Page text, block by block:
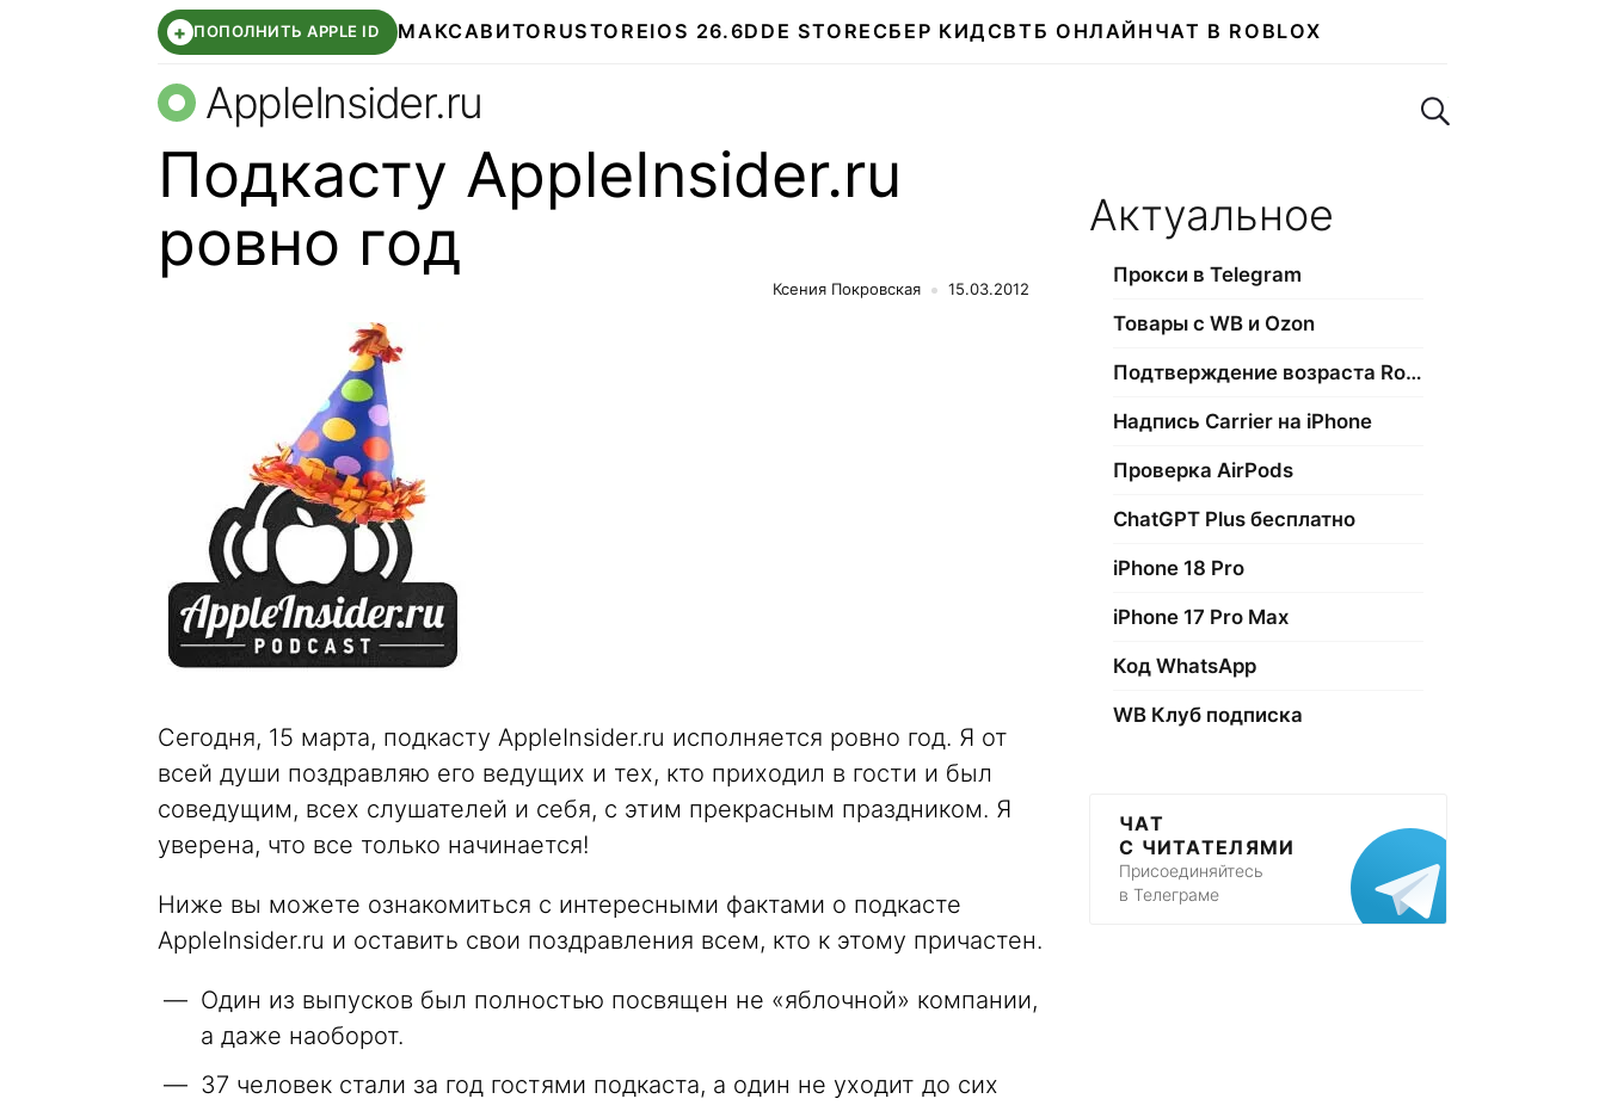
+ ПОПОЛНИТЬ APPLE ID МАКСАВИТО RUSTOREIOS 26.6DDE STORE СБЕР КИДСВТБ ОНЛАЙН ЧАТ В ROBLOX
AppleInsider.ru Поиск по сайту
Подкасту AppleInsider.ru
ровно год
Ксения Покровская 15.03.2012
Сегодня, 15 марта, подкасту AppleInsider.ru исполняется ровно год. Я от
всей души поздравляю его ведущих и тех, кто приходил в гости и был
соведущим, всех слушателей и себя, с этим прекрасным праздником. Я
уверена, что все только начинается!
Ниже вы можете ознакомиться с интересными фактами о подкасте
AppleInsider.ru и оставить свои поздравления всем, кто к этому причастен.
Один из выпусков был полностью посвящен не «яблочной» компании,
а даже наоборот.
37 человек стали за год гостями подкаста, а один не уходит до сих
Актуальное
Прокси в Telegram
Товары с WB и Ozon
Подтверждение возраста Roblox
Надпись Carrier на iPhone
Проверка AirPods
ChatGPT Plus бесплатно
iPhone 18 Pro
iPhone 17 Pro Max
Код WhatsApp
WB Клуб подписка
ЧАТ
С ЧИТАТЕЛЯМИ
Присоединяйтесь
в Телеграме